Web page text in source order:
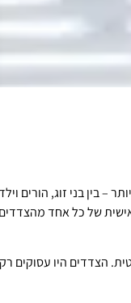
בין בני זוג, הורים
של כל אחד
הצדדים היו עסוקים